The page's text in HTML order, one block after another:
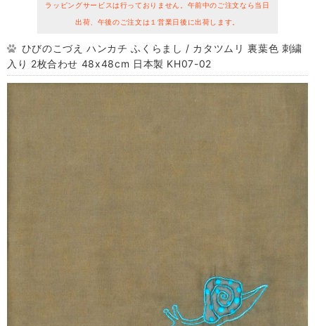
ラッピングサービスは行っておりません。午前中のご注文なら当日
出荷、午後のご注文は１営業日後に出荷します。
ひびのこづえ ハンカチ ふくらまし / カタツムリ 裏葉色 刺繍
入り 2枚合わせ 48x48cm 日本製 KH07-02